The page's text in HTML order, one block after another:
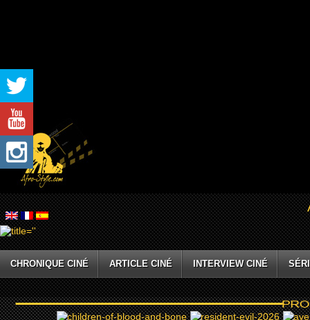
CHRONIQUE CINÉ ARTICLE CINÉ INTERVIEW CINÉ